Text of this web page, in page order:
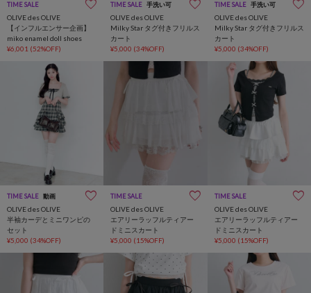
TIME SALE
OLIVE des OLIVE
【インフルエンサー企画】
miko enamel doll shoes
¥6,001 (52%OFF)
TIME SALE 手洗い可
OLIVE des OLIVE
Milky Star タグ付きフリルス
カート
¥5,000 (34%OFF)
TIME SALE 手洗い可
OLIVE des OLIVE
Milky Star タグ付きフリルス
カート
¥5,000 (34%OFF)
TIME SALE 動画
OLIVE des OLIVE
半袖カーデとミニワンピの
セット
¥5,000 (34%OFF)
TIME SALE
OLIVE des OLIVE
エアリーラッフルティアー
ドミニスカート
¥5,000 (15%OFF)
TIME SALE
OLIVE des OLIVE
エアリーラッフルティアー
ドミニスカート
¥5,000 (15%OFF)